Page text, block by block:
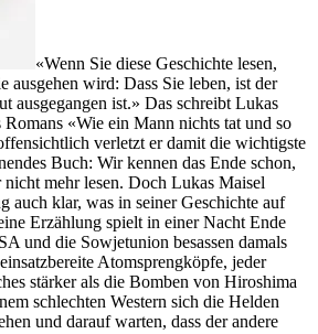
«Wenn Sie diese Geschichte lesen,
ausgehen wird: Dass Sie leben, ist der
ausgegangen ist.» Das schreibt Lukas
«Wie ein Mann nichts tat und so
verletzt er damit die wichtigste
Buch: Wir kennen das Ende schon,
mehr lesen. Doch Lukas Maisel
auch klar, was in seiner Geschichte auf
Erzählung spielt in einer Nacht Ende
und die Sowjetunion besassen damals
Atomsprengköpfe, jeder
stärker als die Bomben von Hiroshima
schlechten Western sich die Helden
und darauf warten, dass der andere